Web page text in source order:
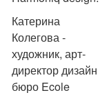
Катерина
Колегова -
художник, арт-
директор дизайн
бюро Ecole